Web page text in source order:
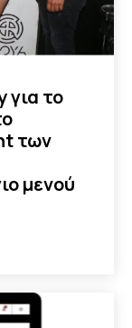
για το
των
μενού